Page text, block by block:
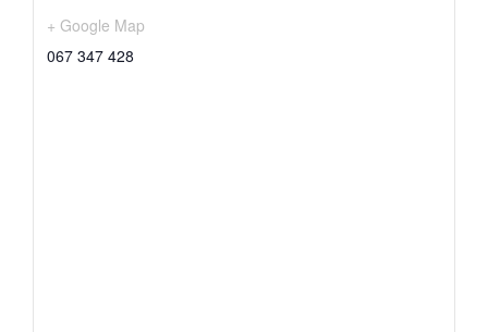
+ Google Map
067 347 428